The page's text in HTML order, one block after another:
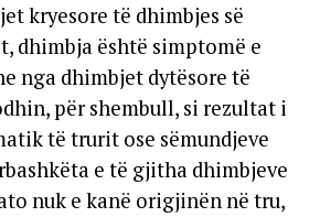
kryesore të dhimbjes së
dhimbja është simptomë e
nga dhimbjet dytësore të
për shembull, si rezultat i
të trurit ose sëmundjeve
e të gjitha dhimbjeve
nuk e kanë origjinën në tru,